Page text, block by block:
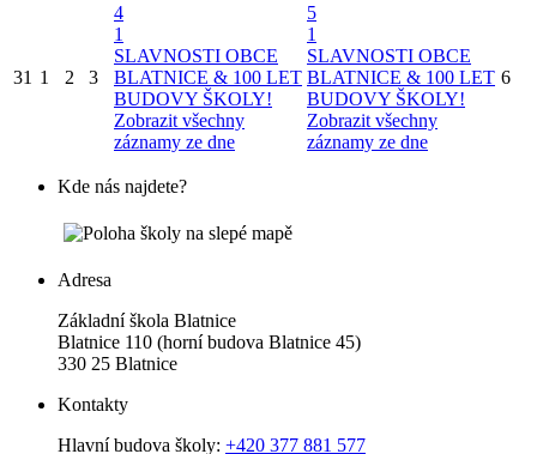
31 1 2 3
4
1
SLAVNOSTI OBCE
BLATNICE & 100 LET
BUDOVY ŠKOLY!
Zobrazit všechny
záznamy ze dne
5
1
SLAVNOSTI OBCE
BLATNICE & 100 LET
BUDOVY ŠKOLY!
Zobrazit všechny
záznamy ze dne
6
Kde nás najdete?
Adresa
Základní škola Blatnice
Blatnice 110 (horní budova Blatnice 45)
330 25 Blatnice
Kontakty
Hlavní budova školy: +420 377 881 577